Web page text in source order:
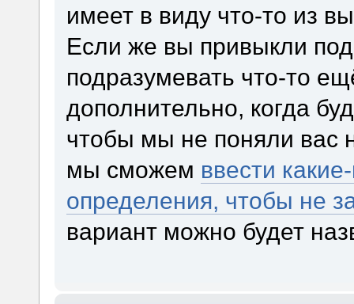
имеет в виду что-то из
Если же вы привыкли
подразумевать что-то
дополнительно, когда
чтобы мы не поняли вас
мы сможем ввести
определения, чтобы не
вариант можно будет